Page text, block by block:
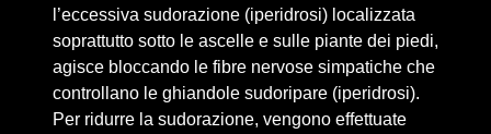
l’eccessiva sudorazione (iperidrosi) localizzata
soprattutto sotto le ascelle e sulle piante dei piedi,
agisce bloccando le fibre nervose simpatiche che
controllano le ghiandole sudoripare (iperidrosi).
Per ridurre la sudorazione, vengono effettuate